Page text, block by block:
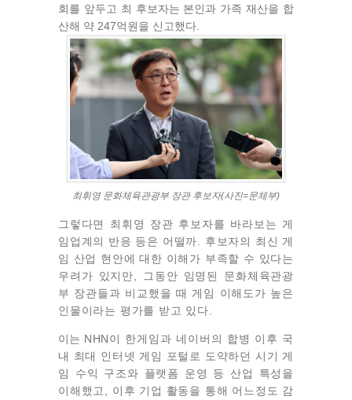
회를 앞두고 최 후보자는 본인과 가족 재산을 합
산해 약 247억원을 신고했다.
최휘영 문화체육관광부 장관 후보자(사진=문체부)
그렇다면 최휘영 장관 후보자를 바라보는 게
임업계의 반응 등은 어떨까. 후보자의 최신 게
임 산업 현안에 대한 이해가 부족할 수 있다는
우려가 있지만,
그동안 임명된 문화체육관광
부 장관들과 비교했을 때 게임 이해도가 높은
인물이라는 평가를 받고 있다.
이는 NHN이 한게임과 네이버의 합병 이후 국
내 최대 인터넷 게임 포털로 도약하던 시기 게
임 수익 구조와 플랫폼 운영 등산업 특성을
이해했고, 이후 기업 활동을 통해 어느정도 감